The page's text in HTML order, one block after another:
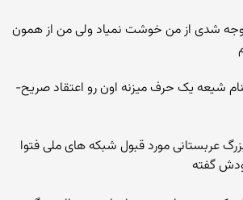
شدی از من خوشت نمیاد ولی من از همون
شیعه یک حرف میزنه اون رو اعتقاد صریح-
عربستانی مورد قبول شبکه های ملی فتوا
گفته